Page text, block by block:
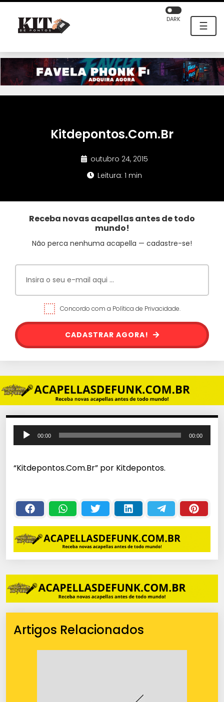
☰
DARK
Kitdepontos.Com.Br
outubro 24, 2015
Leitura: 1 min
Receba novas acapellas antes de todo
mundo!
Não perca nenhuma acapella — cadastre-se!
Concordo com a Política de Privacidade.
CADASTRAR AGORA!
o
a
o
r
d
e
á
i
00:00 00:00
“Kitdepontos.Com.Br” por Kitdepontos.
Artigos Relacionados